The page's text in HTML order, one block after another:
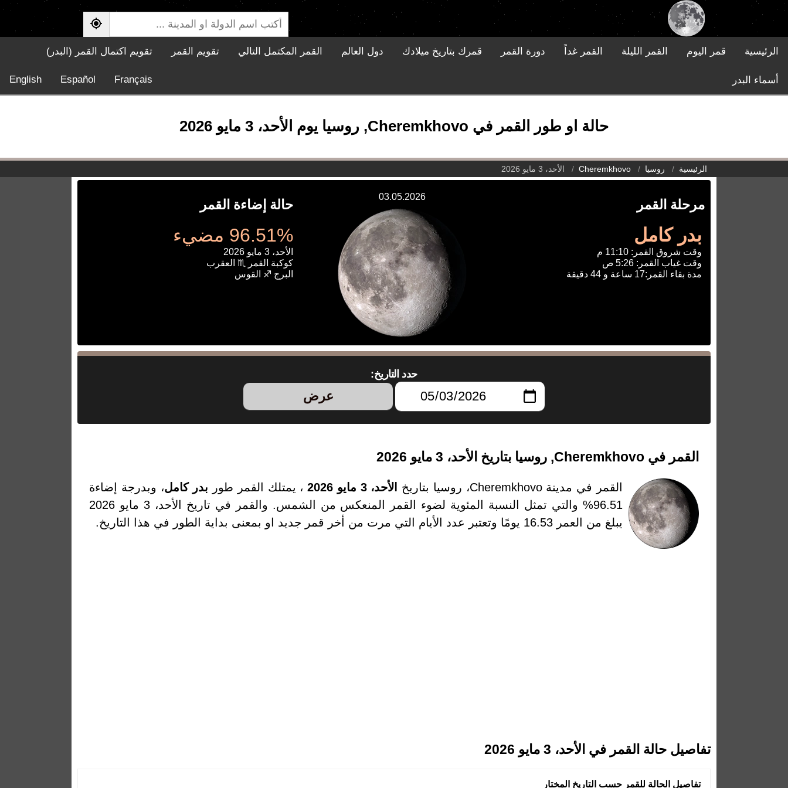
الرئيسية قمر اليوم القمر الليلة القمر غداً دورة القمر قمرك بتاريخ ميلادك دول العالم القمر المكتمل التالي تقويم القمر تقويم اكتمال القمر (البدر)
أسماء البدر English Español Français
حالة او طور القمر في Cheremkhovo, روسيا يوم الأحد، 3 مايو 2026
الرئيسية روسيا Cheremkhovo الأحد، 3 مايو 2026
مرحلة القمر
بدر كامل
وقت شروق القمر: 11:10 م
وقت غياب القمر: 5:26 ص
مدة بقاء القمر:17 ساعة و 44 دقيقة
03.05.2026
حالة إضاءة القمر
96.51% مضيء
الأحد، 3 مايو 2026
كوكبة القمر ♏ العقرب
البرج ♐ القوس
حدد التاريخ:
عرض
القمر في Cheremkhovo, روسيا بتاريخ الأحد، 3 مايو 2026
القمر في مدينة Cheremkhovo، روسيا بتاريخ الأحد، 3 مايو 2026 ، يمتلك القمر طور بدر كامل، وبدرجة إضاءة
96.51% والتي تمثل النسبة المئوية لضوء القمر المنعكس من الشمس. والقمر في تاريخ الأحد، 3 مايو 2026
يبلغ من العمر 16.53 يومًا وتعتبر عدد الأيام التي مرت من أخر قمر جديد او بمعنى بداية الطور في هذا التاريخ.
تفاصيل حالة القمر في الأحد، 3 مايو 2026
تفاصيل الحالة للقمر حسب التاريخ المختار